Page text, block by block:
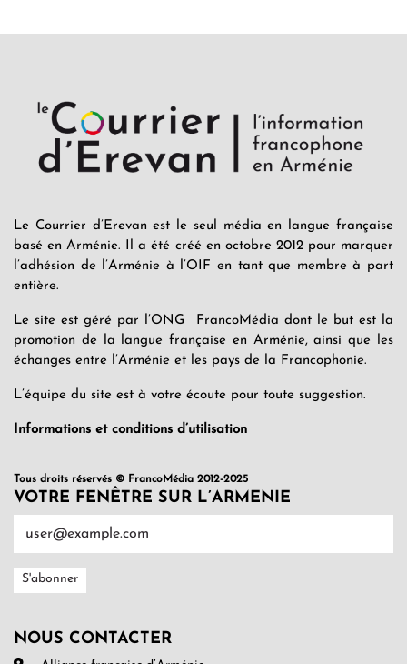
Le Courrier d’Erevan est le seul média en langue française
basé en Arménie. Il a été créé en octobre 2012 pour marquer
l’adhésion de l’Arménie à l’OIF en tant que membre à part
entière.
Le site est géré par l’ONG FrancoMédia dont le but est la
promotion de la langue française en Arménie, ainsi que les
échanges entre l’Arménie et les pays de la Francophonie.
L’équipe du site est à votre écoute pour toute suggestion.
Informations et conditions d’utilisation
Tous droits réservés © FrancoMédia 2012-2025
VOTRE FENÊTRE SUR L’ARMENIE
NOUS CONTACTER